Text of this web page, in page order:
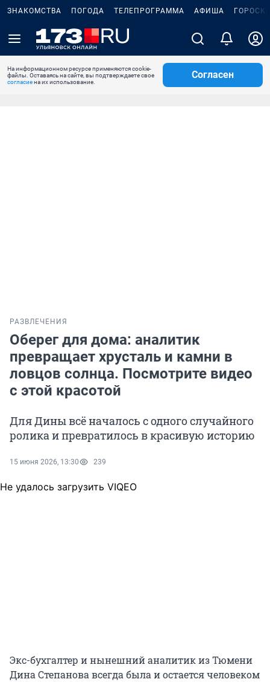
ЗНАКОМСТВА ПОГОДА ТЕЛЕПРОГРАММА АФИША
На информационном ресурсе применяются cookie-
файлы. Оставаясь на сайте, вы подтверждаете свое
согласиена их использование.
Согласен
РАЗВЛЕЧЕНИЯ
Оберег для дома: аналитик
превращает хрусталь и камни в
ловцов солнца. Посмотрите видео
с этой красотой
Для Дины всё началось с одного случайного
ролика и превратилось в красивую историю
15 июня 2026, 13:30 239
Не удалось загрузить VIQEO
Экс-бухгалтер и нынешний аналитик из Тюмени
Дина Степанова всегда была и остается человеком